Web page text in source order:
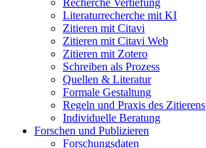
Recherche Vertiefung
Literaturrecherche mit KI
Zitieren mit Citavi
Zitieren mit Citavi Web
Zitieren mit Zotero
Schreiben als Prozess
Quellen & Literatur
Formale Gestaltung
Regeln und Praxis des Zitierens
Individuelle Beratung
Forschen und Publizieren
Forschungsdaten